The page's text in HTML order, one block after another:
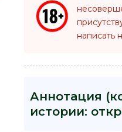
написать
Аннотация
истории: